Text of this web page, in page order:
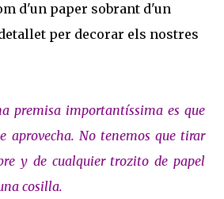
d'un paper sobrant d'un
per decorar els nostres
premisa importantíssima es que
aprovecha. No tenemos que tirar
y de cualquier trozito de papel
cosilla.